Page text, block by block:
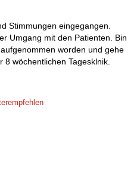
Stimmungen eingegangen.
Umgang mit den Patienten. Bin
worden und gehe
8 wöchentlichen Tagesklnik.